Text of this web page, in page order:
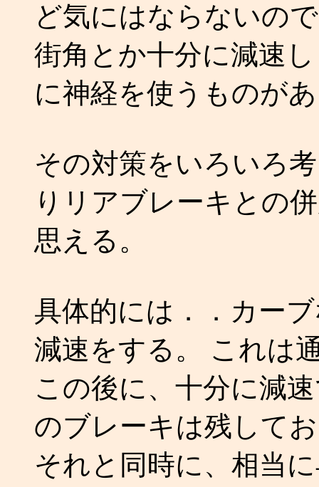
ど気にはならないの
街角とか十分に減速
に神経を使うものが
その対策をいろいろ
りリアブレーキとの
思える。
具体的には．．カー
減速をする。 これは
この後に、十分に減
のブレーキは残して
それと同時に、相当